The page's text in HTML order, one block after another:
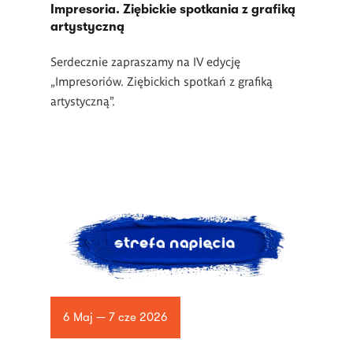
Impresoria. Ziębickie spotkania z grafiką
artystyczną
Serdecznie zapraszamy na IV edycję
„Impresoriów. Ziębickich spotkań z grafiką
artystyczną”.
6 Maj — 7 cze 2026